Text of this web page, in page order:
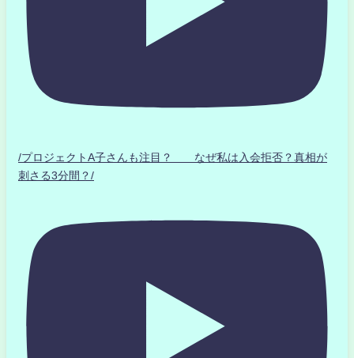
/プロジェクトA子さんも注目？ なぜ私は入会拒否？真相が
刺さる3分間？/